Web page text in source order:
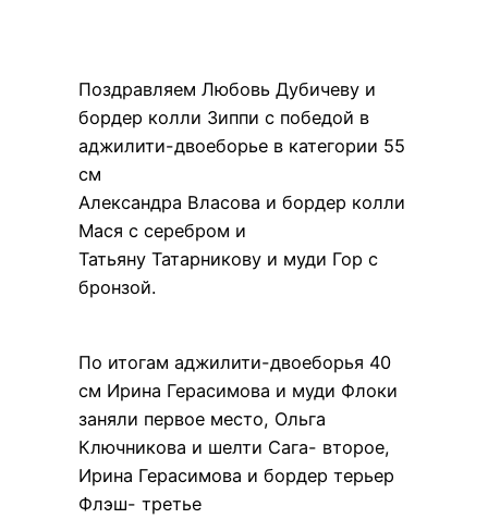
Поздравляем Любовь Дубичеву и
бордер колли Зиппи с победой в
аджилити-двоеборье в категории 55
см
Александра Власова и бордер колли
Мася с серебром и
Татьяну Татарникову и муди Гор с
бронзой.
По итогам аджилити-двоеборья 40
см Ирина Герасимова и муди Флоки
заняли первое место, Ольга
Ключникова и шелти Сага- второе,
Ирина Герасимова и бордер терьер
Флэш- третье